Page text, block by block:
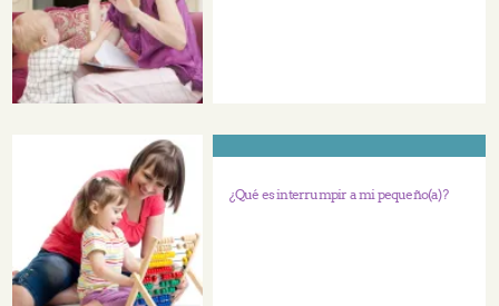
¿Qué es interrumpir a mi pequeño(a)?